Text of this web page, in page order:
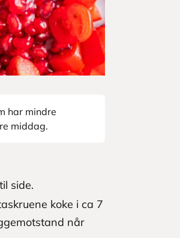
har mindre
middag.
side.
koke i ca 7
når